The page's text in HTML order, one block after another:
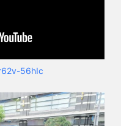
56hIc